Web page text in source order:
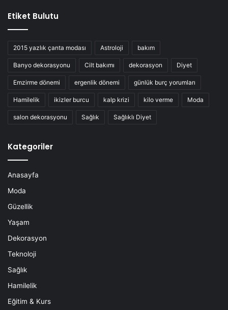
Etiket Bulutu
2015 yazlık çanta modası Astroloji bakım
Banyo dekorasyonu Cilt bakımı dekorasyon Diyet
Emzirme dönemi ergenlik dönemi günlük burç yorumları
Hamilelik ikizler burcu kalp krizi kilo verme Moda
salon dekorasyonu Sağlık Sağlıklı Diyet
Kategoriler
Anasayfa
Moda
Güzellik
Yaşam
Dekorasyon
Teknoloji
Sağlık
Hamilelik
Eğitim & Kurs